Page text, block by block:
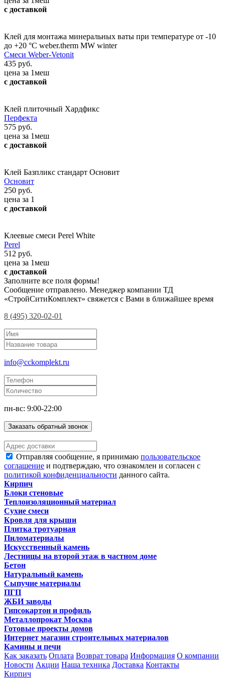
с доставкой
Клей для монтажа минеральных ваты при температуре от -10
до +20 °С weber.therm MW winter
Смеси Weber-Vetonit
435 руб.
цена за 1меш
с доставкой
Клей плиточный Хардфикс
Перфекта
575 руб.
цена за 1меш
с доставкой
Клей Базпликс стандарт Основит
Основит
250 руб.
цена за 1
с доставкой
Клеевые смеси Perel White
Perel
512 руб.
цена за 1меш
с доставкой
Заполните все поля формы!
Сообщение отправлено. Менеджер компании ТД
«СтройСитиКомплект» свяжется с Вами в ближайшее время
8 (495) 320-02-01
info@cckomplekt.ru
пн-вс: 9:00-22:00
Заказать обратный звонок
Отправляя сообщение, я принимаю пользовательское
соглашение и подтверждаю, что ознакомлен и согласен с
политикой конфиденциальности данного сайта.
Кирпич
Блоки стеновые
Теплоизоляционный материал
Сухие смеси
Кровля для крыши
Плитка тротуарная
Пиломатериалы
Искусственный камень
Лестницы на второй этаж в частном доме
Бетон
Натуральный камень
Сыпучие материалы
ПГП
ЖБИ заводы
Гипсокартон и профиль
Металлопрокат Москва
Готовые проекты домов
Интернет магазин строительных материалов
Камины и печи
Как заказать Оплата Возврат товара Информация О компании
Новости Акции Наша техника Доставка Контакты
Кирпич